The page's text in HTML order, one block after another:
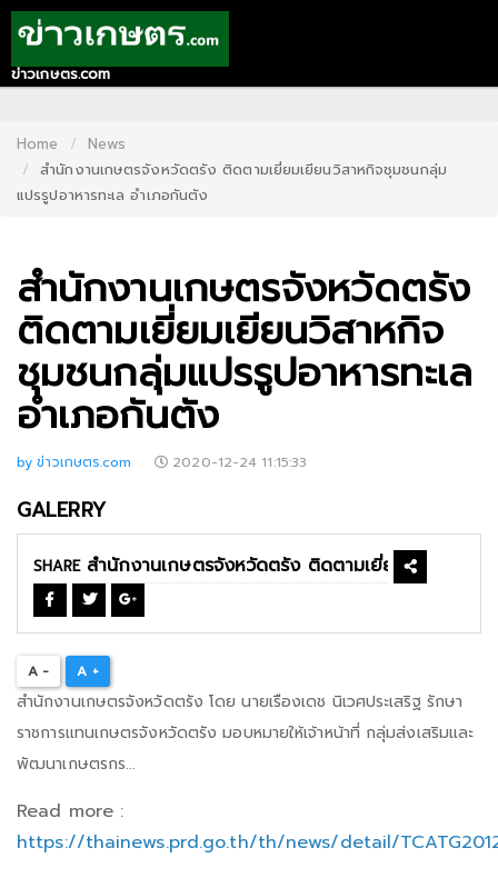
HOME
CONTACT
US
RECOMMEND
NEWS
LOGIN
REGISTER
ข่าวเกษตร.com
Home
News
สำนักงานเกษตรจังหวัดตรัง ติดตามเยี่ยมเยียนวิสาหกิจชุมชนกลุ่ม
แปรรูปอาหารทะเล อำเภอกันตัง
สำนักงานเกษตรจังหวัดตรัง
ติดตามเยี่ยมเยียนวิสาหกิจ
ชุมชนกลุ่มแปรรูปอาหารทะเล
อำเภอกันตัง
by ข่าวเกษตร.com 2020-12-24 11:15:33
GALERRY
SHARE
A - A +
สำนักงานเกษตรจังหวัดตรัง โดย นายเรืองเดช นิเวศประเสริฐ รักษา
ราชการแทนเกษตรจังหวัดตรัง มอบหมายให้เจ้าหน้าที่ กลุ่มส่งเสริมและ
พัฒนาเกษตรกร...
Read more :
https://thainews.prd.go.th/th/news/detail/